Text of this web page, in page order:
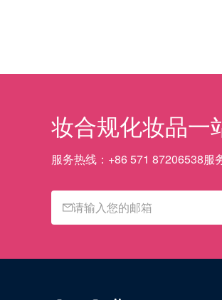
妆合规化妆品一
服务热线： +86 571 87206538服